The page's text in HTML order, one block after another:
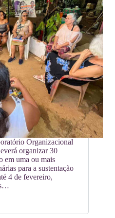
Organizacional
organizar 30
em uma ou mais
para a sustentação
4 de fevereiro,